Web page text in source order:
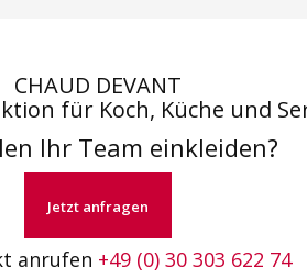
CHAUD DEVANT
für Koch, Küche und
Ihr Team einkleiden?
Jetzt anfragen
anrufen +49 (0) 30 303 622 74